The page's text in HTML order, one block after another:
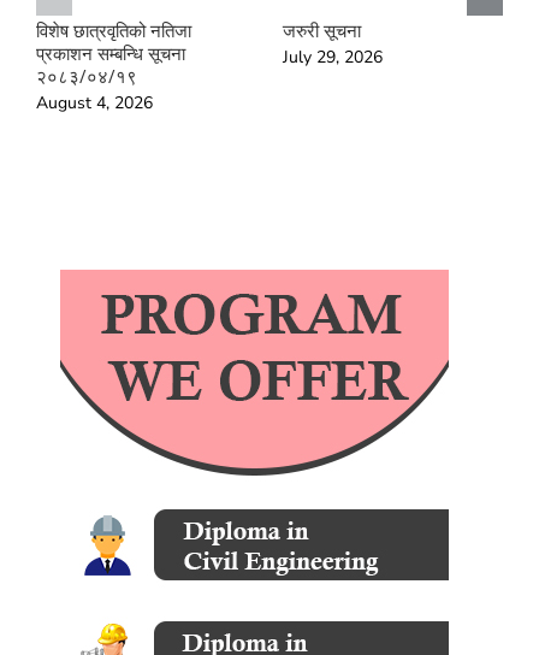
विशेष छात्रवृतिको नतिजा
प्रकाशन सम्बन्धि सूचना
२०८३/०४/१९
August 4, 2026
जरुरी सूचना
July 29, 2026